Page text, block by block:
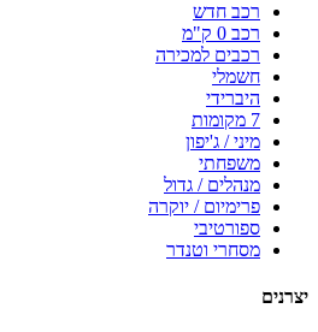
רכב חדש
רכב 0 ק"מ
רכבים למכירה
חשמלי
היברידי
7 מקומות
מיני / ג'יפון
משפחתי
מנהלים / גדול
פרימיום / יוקרה
ספורטיבי
מסחרי וטנדר
יצרנים